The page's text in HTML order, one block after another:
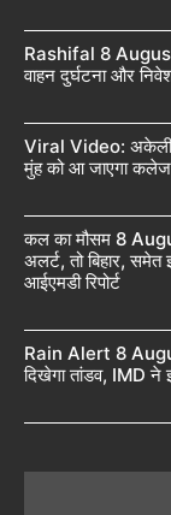
Rashifal 8 August
वाहन दुर्घटना और
Viral Video: अकेली
मुंह को आ जाएगा
कल का मौसम 8
अलर्ट, तो बिहार,
आईएमडी रिपोर्ट
Rain Alert 8
दिखेगा तांडव, IMD ने